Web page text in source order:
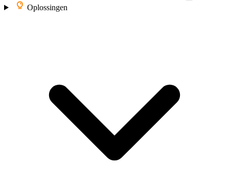
Oplossingen